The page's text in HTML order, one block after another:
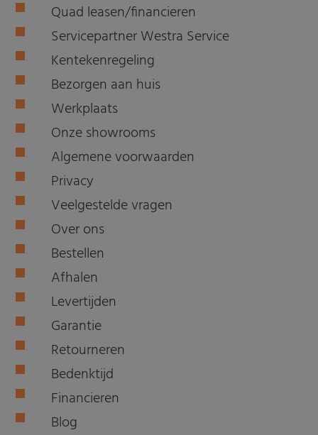
Quad leasen/financieren
Servicepartner Westra Service
Kentekenregeling
Bezorgen aan huis
Werkplaats
Onze showrooms
Algemene voorwaarden
Privacy
Veelgestelde vragen
Over ons
Bestellen
Afhalen
Levertijden
Garantie
Retourneren
Bedenktijd
Financieren
Blog